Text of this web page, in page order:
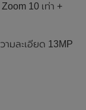
10 เท่า +
ามละเอียด 13MP